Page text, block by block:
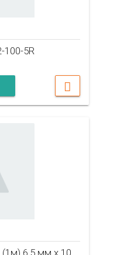
100-5R
(1м) 6,5 мм х 10